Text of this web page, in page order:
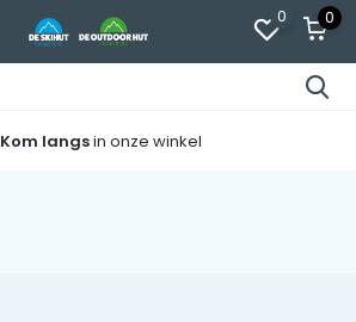
0 0
Kom langsin onze winkel